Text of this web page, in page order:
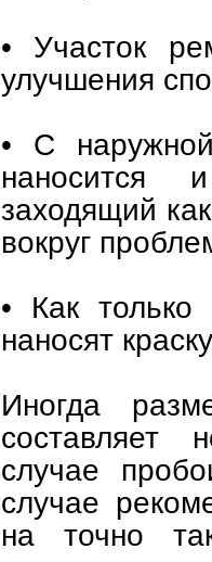
• Участок
улучшения
• С
наносится
заходящий
вокруг
• Как только
наносят
Иногда
составляет
случае
случае
на точно